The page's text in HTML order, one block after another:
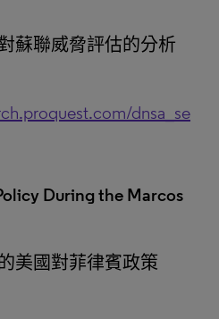
蘇聯威脅評估的分析
dnsa_se
During the Marcos
美國對菲律賓政策